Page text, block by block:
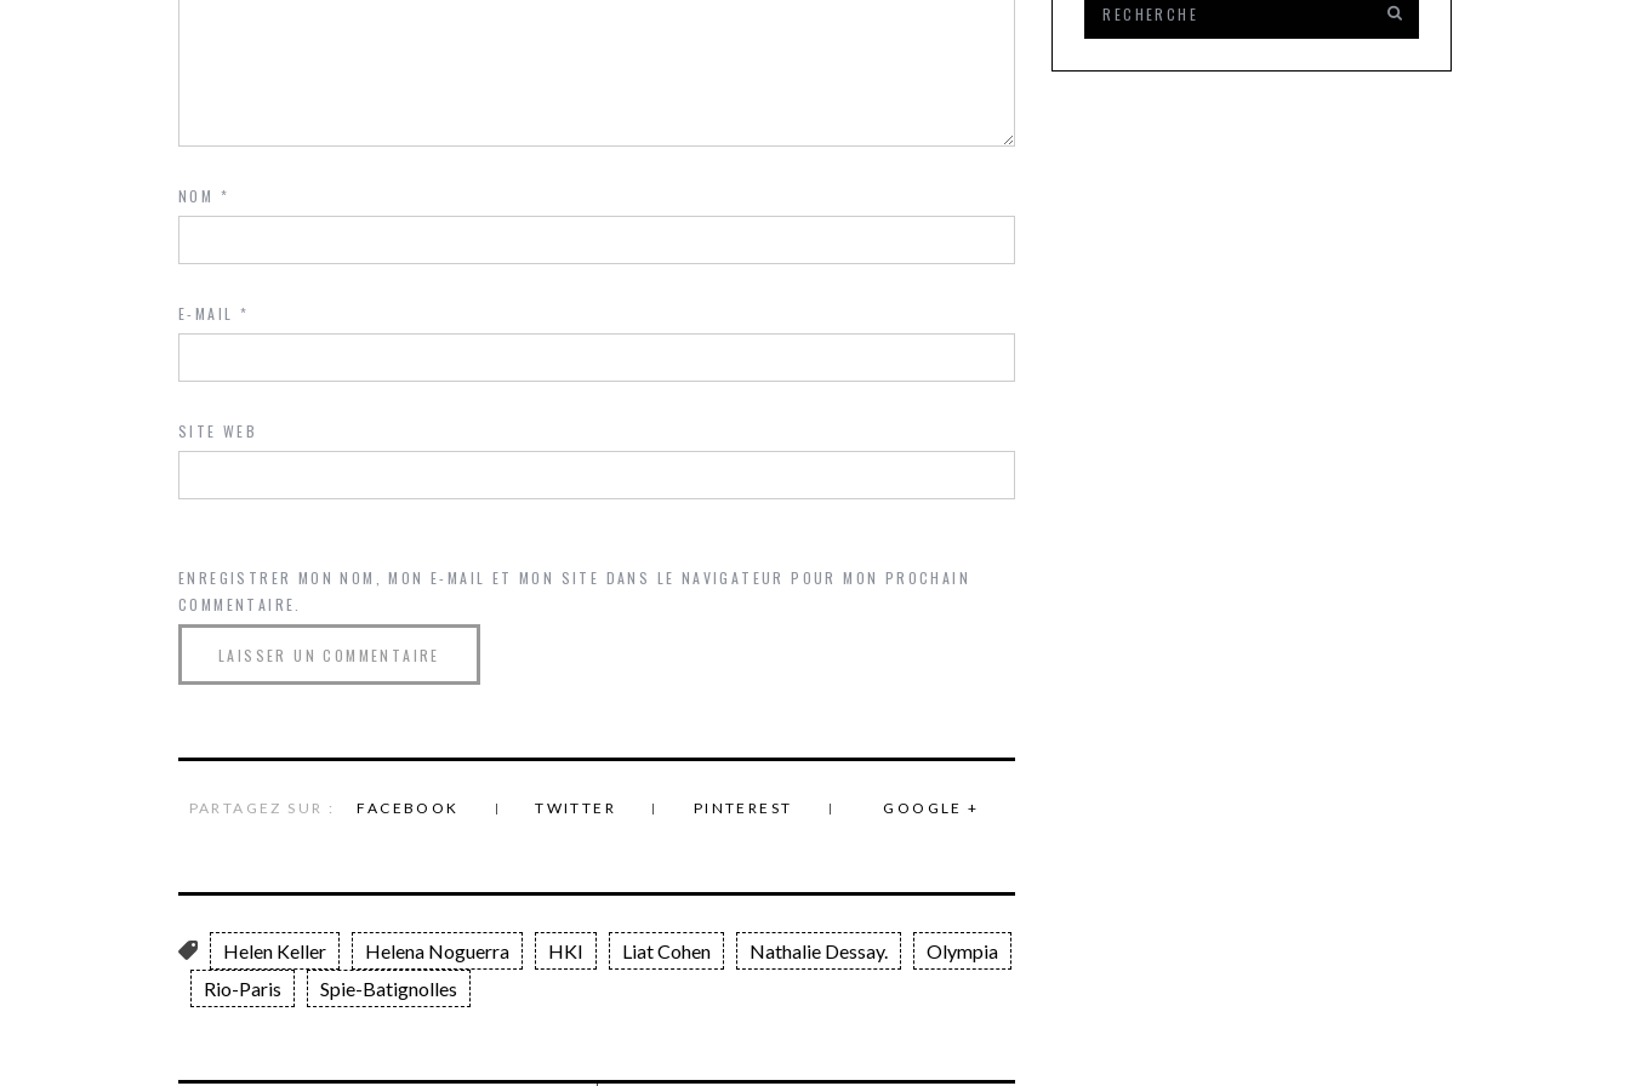
NOM *
E-MAIL *
SITE WEB
ENREGISTRER MON NOM, MON E-MAIL ET MON SITE DANS LE NAVIGATEUR POUR MON PROCHAIN
COMMENTAIRE.
PARTAGEZ SUR : FACEBOOK TWITTER PINTEREST GOOGLE +
Helen Keller Helena Noguerra HKI Liat Cohen Nathalie Dessay.
Olympia
Rio-Paris
Spie-Batignolles